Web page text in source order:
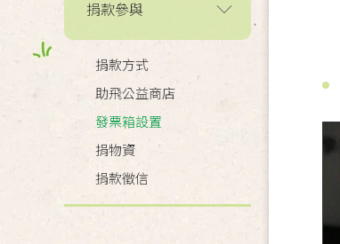
捐款參與
捐款方式
助飛公益商店
發票箱設置
捐物資
捐款徵信